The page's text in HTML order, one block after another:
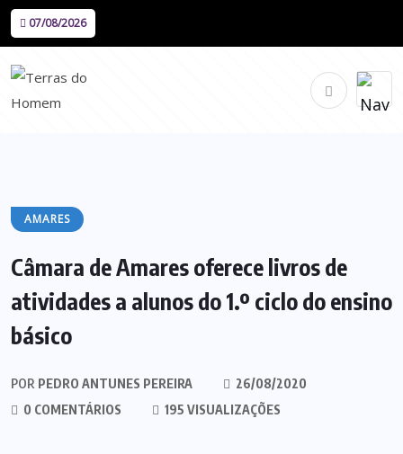
07/08/2026
AMARES
Câmara de Amares oferece livros de
atividades a alunos do 1.º ciclo do ensino
básico
POR PEDRO ANTUNES PEREIRA
26/08/2020
0 COMENTÁRIOS
195 VISUALIZAÇÕES